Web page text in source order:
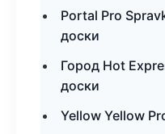
Portal Pro
доски
Город Hot
доски
Yellow Yellow